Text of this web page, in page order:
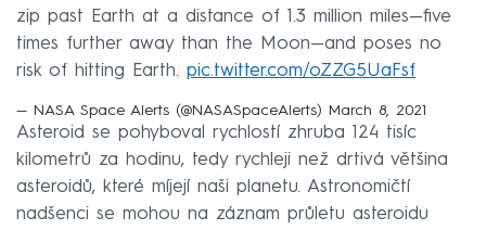
zip past Earth at a distance of 1.3 million miles—five
times further away than the Moon—and poses no
risk of hitting Earth. pic.twitter.com/oZZG5UaFsf
— NASA Space Alerts (@NASASpaceAlerts) March 8, 2021
Asteroid se pohyboval rychlostí zhruba 124 tisíc
kilometrů za hodinu, tedy rychleji než drtivá většina
asteroidů, které míjejí naši planetu. Astronomičtí
nadšenci se mohou na záznam průletu asteroidu